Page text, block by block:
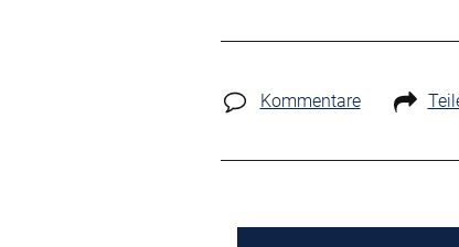
Kommentare